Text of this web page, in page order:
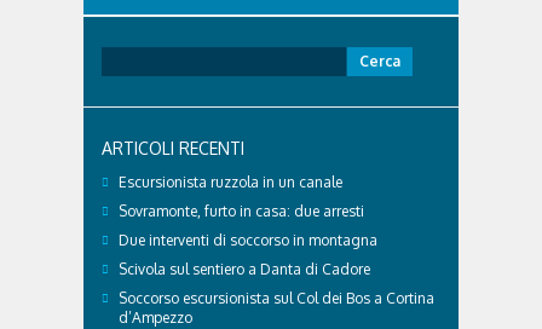
appositi dissuasori in corrispondenza...
per:
ARTICOLI RECENTI
Escursionista ruzzola in un canale
Sovramonte, furto in casa: due arresti
Due interventi di soccorso in montagna
Scivola sul sentiero a Danta di Cadore
Soccorso escursionista sul Col dei Bos a Cortina
d’Ampezzo